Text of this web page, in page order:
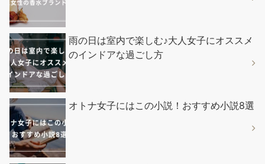
雨の日は室内で楽しむ♪大人女子にオススメ
のインドアな過ごし方
オトナ女子にはこの小説！おすすめ小説8選